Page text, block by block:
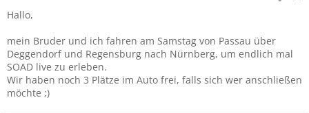
Hallo,
mein Bruder und ich fahren am Samstag von Passau über
Deggendorf und Regensburg nach Nürnberg, um endlich mal
SOAD live zu erleben.
Wir haben noch 3 Plätze im Auto frei, falls sich wer anschließen
möchte ;)